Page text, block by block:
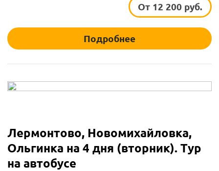
От 12 200 руб.
Подробнее
Лермонтово, Новомихайловка,
Ольгинка на 4 дня (вторник). Тур
на автобусе